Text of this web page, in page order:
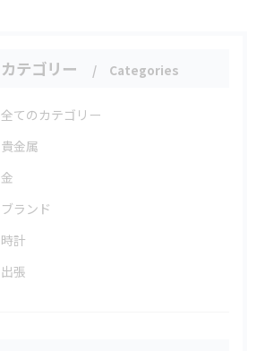
カテゴリー Categories
全てのカテゴリー
貴金属
金
ブランド
時計
出張